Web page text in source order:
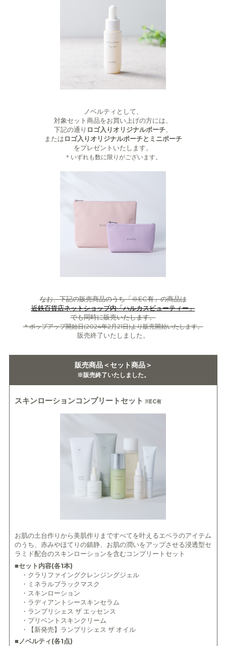
ノベルティとして、
対象セット商品をお買い上げの方には、
下記の通り ロゴ入りオリジナルポーチ
またはロゴ入りオリジナルポーチとミニポーチ
をプレゼントいたします。
＊いずれも数に限りがございます。
なお、下記の販売商品のうち「※EC有」の商品は
近鉄百貨店ネットショップ内「ハルカスビューティー」
でも同時に販売いたします。
＊ポップアップ開始日(2024年2月21日)より販売開始いたします。
販売終了いたしました。
販売商品＜セット商品＞
※販売終了いたしました。
スキンローションコンプリートセット ※EC有
お肌の土台作りから美肌作りまですべてを叶えるエベラのアイテム
のうち、赤みやほてりの鎮静、お肌の潤いをアップさせる浸透型セ
ラミド配合のスキンローションを含むコンプリートセット
■セット内容(各1本)
・クラリファイングクレンジングジェル
・ミネラルブラックマスク
・スキンローション
・ラディアントシースキンセラム
・ランプリシェス ザ エッセンス
・プリベントスキンクリーム
・【新発売】ランプリシェス ザ オイル
■ノベルティ(各1点)